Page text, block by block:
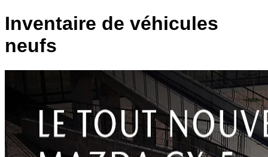
Inventaire de véhicules
neufs